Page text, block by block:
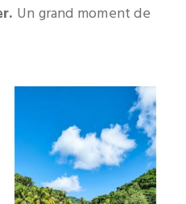
Un grand moment de